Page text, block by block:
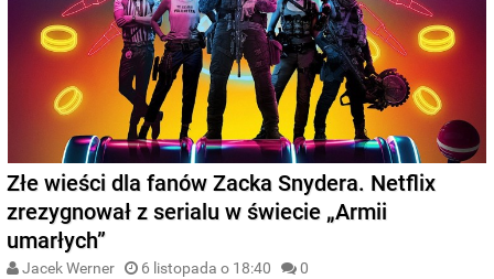
Złe wieści dla fanów Zacka Snydera. Netflix
zrezygnował z serialu w świecie „Armii
umarłych”
Jacek Werner 6 listopada o 18:40 0